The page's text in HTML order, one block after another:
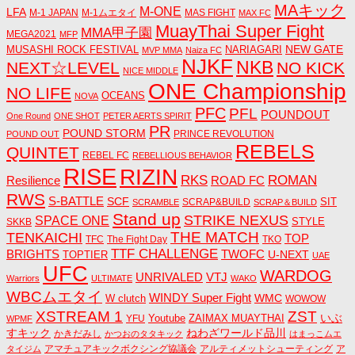
LFA M-1 JAPAN M-1ムエタイ M-ONE MAS FIGHT MAX FC MAキック
MEGA2021 MFP MMA甲子園 MuayThai Super Fight
MUSASHI ROCK FESTIVAL MVP MMA Naiza FC NARIAGARI NEW GATE
NEXT☆LEVEL NICE MIDDLE NJKF NKB NO KICK
NO LIFE NOVA OCEANS ONE Championship
One Round ONE SHOT PETER AERTS SPIRIT PFC PFL POUNDOUT
POUND OUT POUND STORM PR PRINCE REVOLUTION
QUINTET REBEL FC REBELLIOUS BEHAVIOR REBELS
Resilience RISE RIZIN RKS ROAD FC ROMAN
RWS S-BATTLE SCF SCRAMBLE SCRAP&BUILD SCRAP＆BUILD SIT
SKKB SPACE ONE Stand up STRIKE NEXUS STYLE
TENKAICHI TFC The Fight Day THE MATCH TKO TOP
BRIGHTS TOPTIER TTF CHALLENGE TWOFC U-NEXT UAE
Warriors UFC ULTIMATE UNRIVALED VTJ WAKO WARDOG
WBCムエタイ W clutch WINDY Super Fight WMC WOWOW
WPMF XSTREAM 1 YFU Youtube ZAIMAX MUAYTHAI ZST いぶ
すキック かきだみし かつおのタタキック ねわざワールド品川 はまっこムエ
タイジム アマチュアキックボクシング協議会 アルティメットシューティング ア